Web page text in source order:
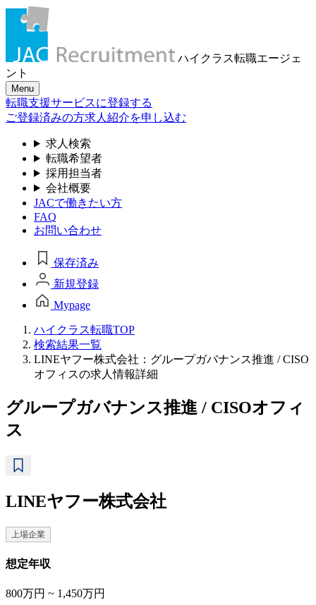
ハイクラス転職エージェ
ント
Menu
転職支援サービスに登録する
ご登録済みの方求人紹介を申し込む
求人検索
転職希望者
採用担当者
会社概要
JACで働きたい方
FAQ
お問い合わせ
保存済み
新規登録
Mypage
ハイクラス転職TOP
検索結果一覧
LINEヤフー株式会社：グループガバナンス推進 / CISO
オフィスの求人情報詳細
グループガバナンス推進 / CISOオフィ
ス
LINEヤフー株式会社
上場企業
想定年収
800万円 ~ 1,450万円